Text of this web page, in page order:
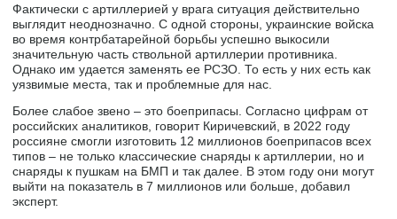
Фактически с артиллерией у врага ситуация действительно
выглядит неоднозначно. С одной стороны, украинские войска
во время контрбатарейной борьбы успешно выкосили
значительную часть ствольной артиллерии противника.
Однако им удается заменять ее РСЗО. То есть у них есть как
уязвимые места, так и проблемные для нас.
Более слабое звено – это боеприпасы. Согласно цифрам от
российских аналитиков, говорит Киричевский, в 2022 году
россияне смогли изготовить 12 миллионов боеприпасов всех
типов – не только классические снаряды к артиллерии, но и
снаряды к пушкам на БМП и так далее. В этом году они могут
выйти на показатель в 7 миллионов или больше, добавил
эксперт.